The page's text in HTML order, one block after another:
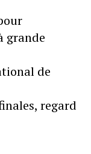
grande
de
regard